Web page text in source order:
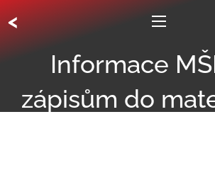
<
Informace
zápisům do